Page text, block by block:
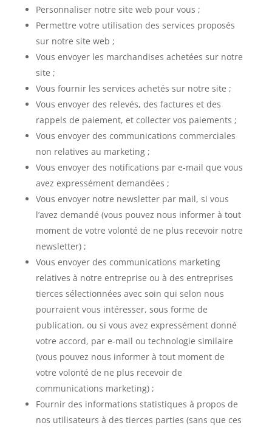
Personnaliser notre site web pour vous ;
Permettre votre utilisation des services proposés
sur notre site web ;
Vous envoyer les marchandises achetées sur notre
site ;
Vous fournir les services achetés sur notre site ;
Vous envoyer des relevés, des factures et des
rappels de paiement, et collecter vos paiements ;
Vous envoyer des communications commerciales
non relatives au marketing ;
Vous envoyer des notifications par e-mail que vous
avez expressément demandées ;
Vous envoyer notre newsletter par mail, si vous
l’avez demandé (vous pouvez nous informer à tout
moment de votre volonté de ne plus recevoir notre
newsletter) ;
Vous envoyer des communications marketing
relatives à notre entreprise ou à des entreprises
tierces sélectionnées avec soin qui selon nous
pourraient vous intéresser, sous forme de
publication, ou si vous avez expressément donné
votre accord, par e-mail ou technologie similaire
(vous pouvez nous informer à tout moment de
votre volonté de ne plus recevoir de
communications marketing) ;
Fournir des informations statistiques à propos de
nos utilisateurs à des tierces parties (sans que ces